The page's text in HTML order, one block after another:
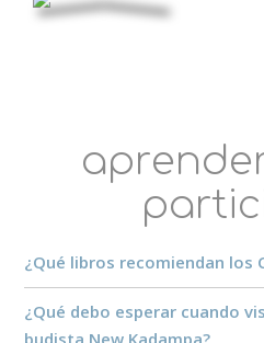
¿Qué libros recomiendan los
¿Qué debo esperar cuando
budista New Kadampa?